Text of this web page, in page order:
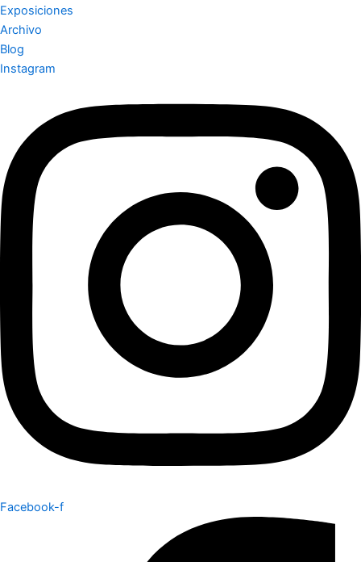
Exposiciones
Archivo
Blog
Instagram
Facebook-f